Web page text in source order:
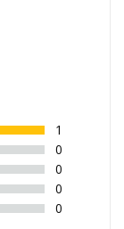
1
0
0
0
0